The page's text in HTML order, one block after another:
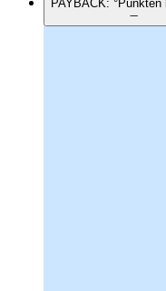
PAYBACK: